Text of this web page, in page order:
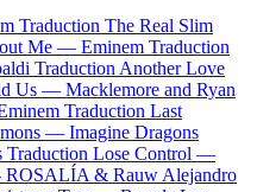
Traduction The Real Slim
Me — Eminem Traduction
Traduction Another Love
Us — Macklemore and Ryan
Traduction Last
— Imagine Dragons
Traduction Lose Control —
ROSALÍA & Rauw Alejandro